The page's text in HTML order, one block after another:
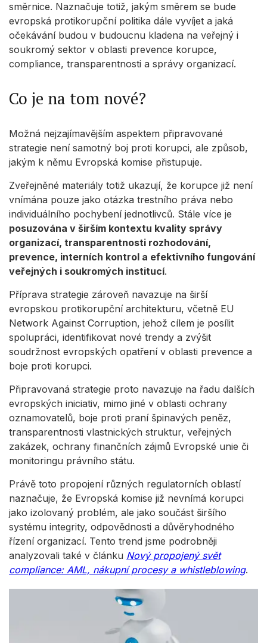
směrnice. Naznačuje totiž, jakým směrem se bude
evropská protikorupční politika dále vyvíjet a jaká
očekávání budou v budoucnu kladena na veřejný i
soukromý sektor v oblasti prevence korupce,
compliance, transparentnosti a správy organizací.
Co je na tom nové?
Možná nejzajímavějším aspektem připravované
strategie není samotný boj proti korupci, ale způsob,
jakým k němu Evropská komise přistupuje.
Zveřejněné materiály totiž ukazují, že korupce již není
vnímána pouze jako otázka trestního práva nebo
individuálního pochybení jednotlivců. Stále více je
posuzována v širším kontextu kvality správy
organizací, transparentnosti rozhodování,
prevence, interních kontrol a efektivního fungování
veřejných i soukromých institucí.
Příprava strategie zároveň navazuje na širší
evropskou protikorupční architekturu, včetně EU
Network Against Corruption, jehož cílem je posílit
spolupráci, identifikovat nové trendy a zvýšit
soudržnost evropských opatření v oblasti prevence a
boje proti korupci.
Připravovaná strategie proto navazuje na řadu dalších
evropských iniciativ, mimo jiné v oblasti ochrany
oznamovatelů, boje proti praní špinavých peněz,
transparentnosti vlastnických struktur, veřejných
zakázek, ochrany finančních zájmů Evropské unie či
monitoringu právního státu.
Právě toto propojení různých regulatorních oblastí
naznačuje, že Evropská komise již nevnímá korupci
jako izolovaný problém, ale jako součást širšího
systému integrity, odpovědnosti a důvěryhodného
řízení organizací. Tento trend jsme podrobněji
analyzovali také v článku Nový propojený svět
compliance: AML, nákupní procesy a whistleblowing.